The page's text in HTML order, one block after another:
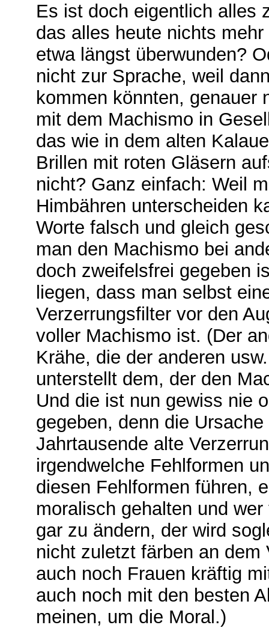
Es ist doch eigentlich alles
das alles heute nichts
etwa längst überwunden?
nicht zur Sprache, weil
kommen könnten, genauer
mit dem Machismo in
das wie in dem alten
Brillen mit roten Gläsern
nicht? Ganz einfach: Weil
Himbähren unterscheiden
Worte falsch und gleich
man den Machismo bei
doch zweifelsfrei gegeben
liegen, dass man selbst
Verzerrungsfilter vor den
voller Machismo ist. (Der
Krähe, die der anderen
unterstellt dem, der den
Und die ist nun gewiss nie
gegeben, denn die
Jahrtausende alte
irgendwelche Fehlformen
diesen Fehlformen führen,
moralisch gehalten und
gar zu ändern, der wird
nicht zuletzt färben an
auch noch Frauen kräftig
auch noch mit den besten
meinen, um die Moral.)